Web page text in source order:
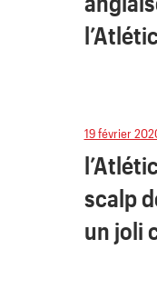
19 février
scalp
un joli